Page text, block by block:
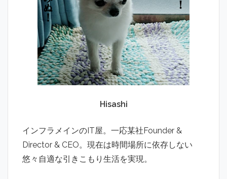
Hisashi
インフラメインのIT屋。一応某社Founder &
Director & CEO。現在は時間場所に依存しない
悠々自適な引きこもり生活を実現。